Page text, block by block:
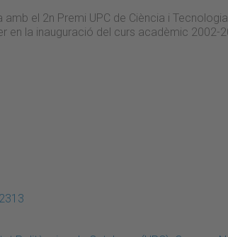
el 2n Premi UPC de Ciència i
en la inauguració del curs acadèmic 2002-